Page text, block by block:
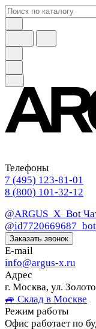
Телефоны
7 (495) 123-81-01
8 (800) 101-32-12
@ARGUS_X_Bot
@id7720669687_bot
Заказать звонок
E-mail
info@argus-x.ru
Адрес
г. Москва, ул.
🚙 Склад в Москве
Режим работы
Офис работает по